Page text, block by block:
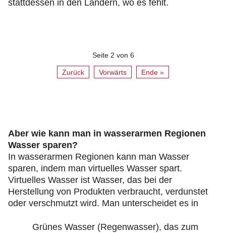
stattdessen in den Ländern, wo es fehlt.
Seite 2 von 6
Zurück Vorwärts Ende »
Aber wie kann man in wasserarmen Regionen
Wasser sparen?
In wasserarmen Regionen kann man Wasser
sparen, indem man virtuelles Wasser spart.
Virtuelles Wasser ist Wasser, das bei der
Herstellung von Produkten verbraucht, verdunstet
oder verschmutzt wird. Man unterscheidet es in
Grünes Wasser (Regenwasser), das zum